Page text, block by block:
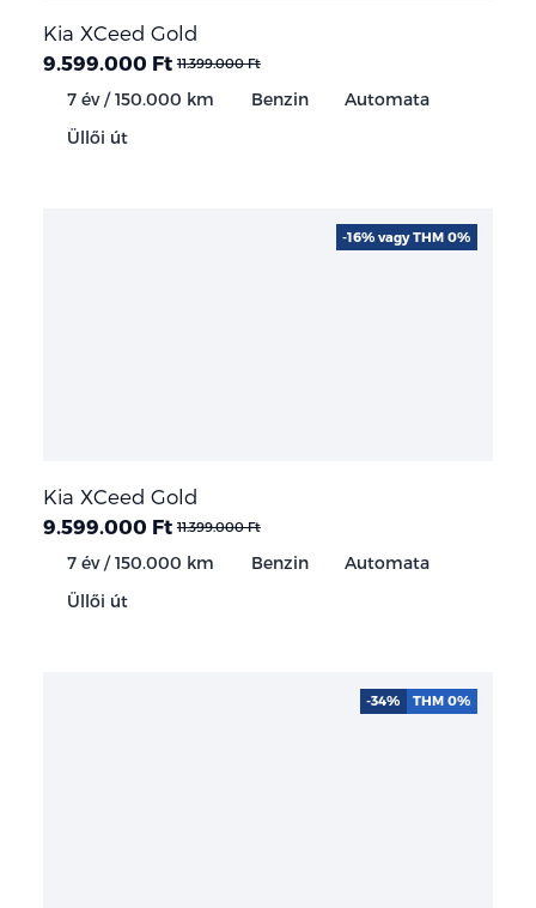
Kia XCeed Gold
9.599.000 Ft 11.399.000 Ft
7 év / 150.000 km Benzin
Automata
Üllői út
Kia XCeed Gold
9.599.000 Ft 11.399.000 Ft
7 év / 150.000 km Benzin
Automata
Üllői út
-16% vagy THM 0%
-34% THM 0%